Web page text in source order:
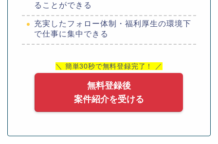
ることができる
充実したフォロー体制・福利厚生の環境下
で仕事に集中できる
＼ 簡単30秒で無料登録完了！ ／
無料登録後
案件紹介を受ける